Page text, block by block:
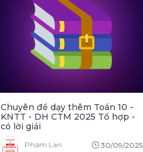
Chuyên đề dạy thêm Toán 10 -
KNTT - DH CTM 2025 Tổ hợp -
có lời giải
Phạm Lan 30/09/2025